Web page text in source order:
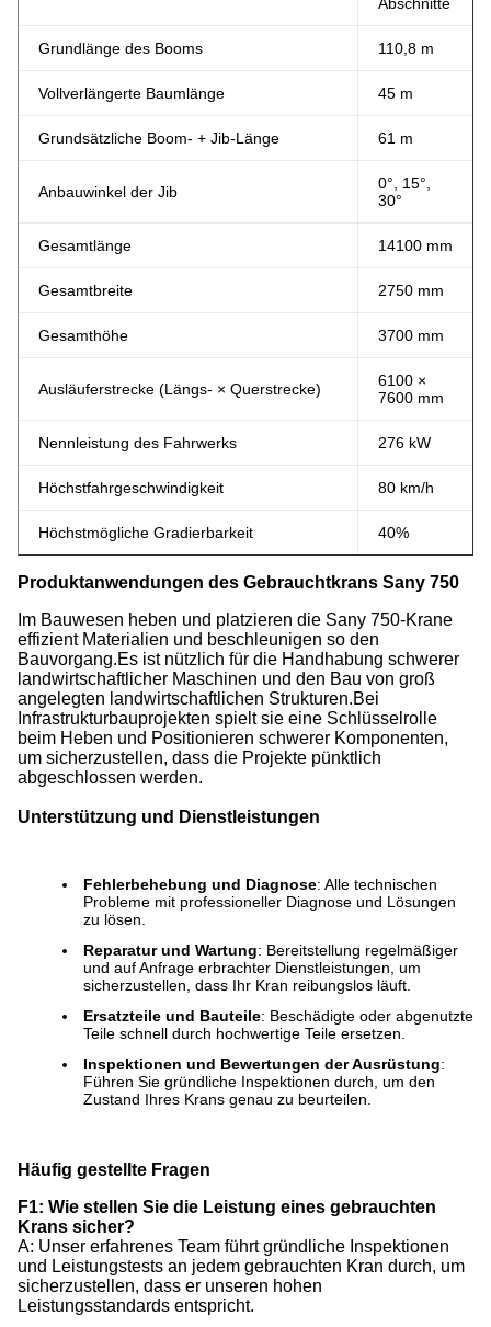
Grundlänge des Booms 110,8 m
Vollverlängerte Baumlänge 45 m
Grundsätzliche Boom- + Jib-Länge 61 m
Anbauwinkel der Jib
0°, 15°,
30°
Gesamtlänge 14100 mm
Gesamtbreite 2750 mm
Gesamthöhe 3700 mm
Ausläuferstrecke (Längs- × Querstrecke)
6100 ×
7600 mm
Nennleistung des Fahrwerks 276 kW
Höchstfahrgeschwindigkeit 80 km/h
Höchstmögliche Gradierbarkeit 40%
Produktanwendungen des Gebrauchtkrans Sany 750
Im Bauwesen heben und platzieren die Sany 750-Krane
effizient Materialien und beschleunigen so den
Bauvorgang.Es ist nützlich für die Handhabung schwerer
landwirtschaftlicher Maschinen und den Bau von groß
angelegten landwirtschaftlichen Strukturen.Bei
Infrastrukturbauprojekten spielt sie eine Schlüsselrolle
beim Heben und Positionieren schwerer Komponenten,
um sicherzustellen, dass die Projekte pünktlich
abgeschlossen werden.
Unterstützung und Dienstleistungen
Fehlerbehebung und Diagnose: Alle technischen
Probleme mit professioneller Diagnose und Lösungen
zu lösen.
Reparatur und Wartung: Bereitstellung regelmäßiger
und auf Anfrage erbrachter Dienstleistungen, um
sicherzustellen, dass Ihr Kran reibungslos läuft.
Ersatzteile und Bauteile: Beschädigte oder abgenutzte
Teile schnell durch hochwertige Teile ersetzen.
Inspektionen und Bewertungen der Ausrüstung:
Führen Sie gründliche Inspektionen durch, um den
Zustand Ihres Krans genau zu beurteilen.
Häufig gestellte Fragen
F1: Wie stellen Sie die Leistung eines gebrauchten
Krans sicher?
A: Unser erfahrenes Team führt gründliche Inspektionen
und Leistungstests an jedem gebrauchten Kran durch, um
sicherzustellen, dass er unseren hohen
Leistungsstandards entspricht.